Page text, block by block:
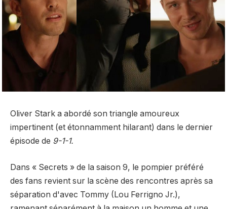
Oliver Stark a abordé son triangle amoureux
impertinent (et étonnamment hilarant) dans le dernier
épisode de 9-1-1.
Dans « Secrets » de la saison 9, le pompier préféré
des fans revient sur la scène des rencontres après sa
séparation d'avec Tommy (Lou Ferrigno Jr.),